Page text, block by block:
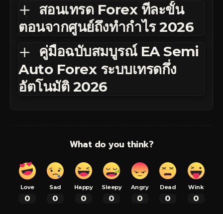
สอนเทรด Forex ทีละขั้น
ตอนจากศูนย์ถึงทำกำไร 2026
คู่มือฉบับสมบูรณ์ EA Semi
Auto Forex ระบบเทรดกึ่ง
อัตโนมัติ 2026
What do you think?
Love
0
Sad
0
Happy
0
Sleepy
0
Angry
0
Dead
0
Wink
0